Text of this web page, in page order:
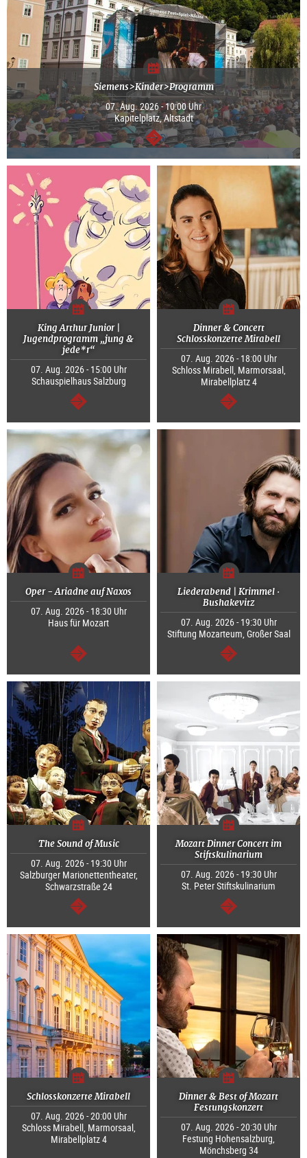
Siemens>Kinder>Programm
07. Aug. 2026 - 10:00 Uhr
Kapitelplatz, Altstadt
weiter
King Arthur Junior |
Jugendprogramm „jung &
jede*r“
07. Aug. 2026 - 15:00 Uhr
Schauspielhaus Salzburg
weiter
Dinner & Concert
Schlosskonzerte Mirabell
07. Aug. 2026 - 18:00 Uhr
Schloss Mirabell, Marmorsaal,
Mirabellplatz 4
weiter
Oper - Ariadne auf Naxos
07. Aug. 2026 - 18:30 Uhr
Haus für Mozart
weiter
Liederabend | Krimmel ·
Bushakevitz
07. Aug. 2026 - 19:30 Uhr
Stiftung Mozarteum, Großer Saal
weiter
The Sound of Music
07. Aug. 2026 - 19:30 Uhr
Salzburger Marionettentheater,
Schwarzstraße 24
weiter
Mozart Dinner Concert im
Stiftskulinarium
07. Aug. 2026 - 19:30 Uhr
St. Peter Stiftskulinarium
weiter
Schlosskonzerte Mirabell
07. Aug. 2026 - 20:00 Uhr
Schloss Mirabell, Marmorsaal,
Mirabellplatz 4
Dinner & Best of Mozart
Festungskonzert
07. Aug. 2026 - 20:30 Uhr
Festung Hohensalzburg,
Mönchsberg 34